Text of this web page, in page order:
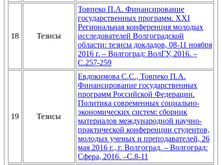
18 Тезисы
Товпеко П.А. Финансирование
государственных программ. XXI
Региональная конференция молодых
исследователей Волгоградской
области: тезисы докладов, 08-11 ноября
2016 г. – Волгоград: ВолГУ, 2016. –
С.257-259
19 Тезисы
Евдокимова С.С., Товпеко П.А.
Финансирование государственных
программ Российской Федерации.
Политика современных социально-
экономических систем: сборник
материалов международной научно-
практической конференции студентов,
молодых ученых и преподавателей, 26
мая 2016 г., г. Волгоград. – Волгоград:
Сфера, 2016. –С.8-11